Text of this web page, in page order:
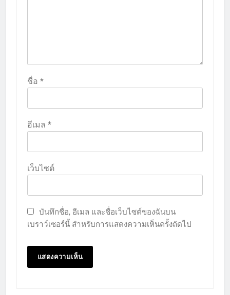
ชื่อ *
อีเมล *
เว็บไซต์
บันทึกชื่อ, อีเมล และชื่อเว็บไซต์ของฉันบน
เบราว์เซอร์นี้ สำหรับการแสดงความเห็นครั้งถัดไป